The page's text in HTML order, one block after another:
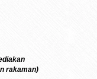
rakaman)